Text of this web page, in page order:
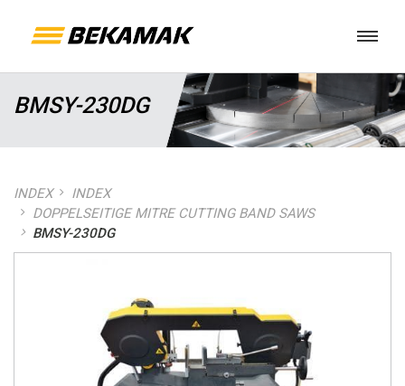
BMSY-230DG
INDEX
INDEX
DOPPELSEITIGE MITRE CUTTING BAND SAWS
BMSY-230DG